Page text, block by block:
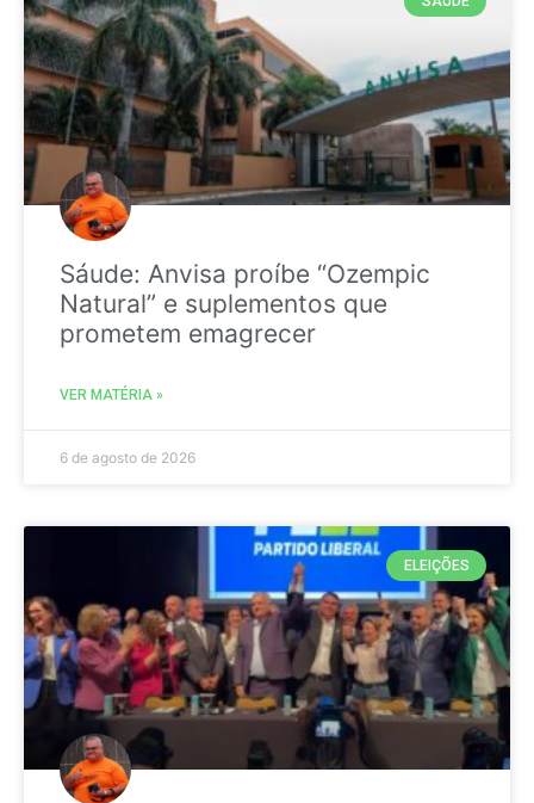
Sáude: Anvisa proíbe “Ozempic
Natural” e suplementos que
prometem emagrecer
VER MATÉRIA »
6 de agosto de 2026
ELEIÇÕES